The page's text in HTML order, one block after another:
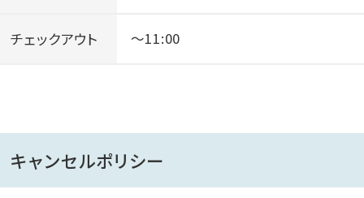
チェックアウト ～11:00
キャンセルポリシー